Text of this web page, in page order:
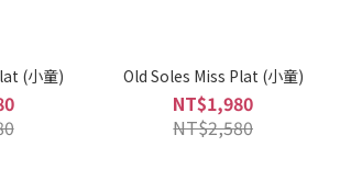
(小童) Old Soles Miss Plat (小童)
NT$1,980
NT$2,580